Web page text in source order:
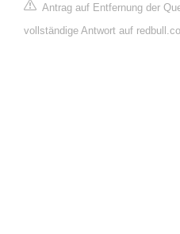
Antrag auf Entfernung der
vollständige Antwort auf